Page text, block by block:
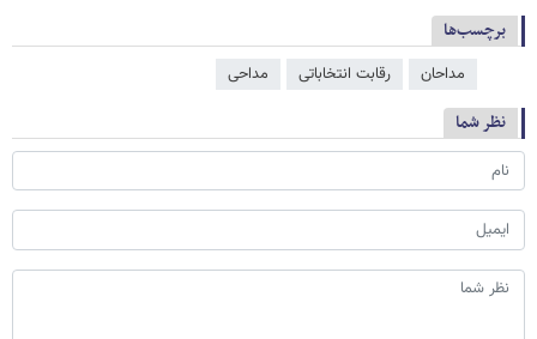
برچسب‌ها
مداحان رقابت انتخاباتی مداحی
نظر شما